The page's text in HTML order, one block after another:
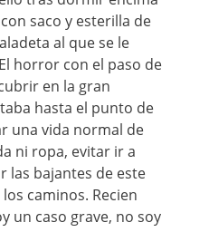
saco y esterilla de
al que se le
horror con el paso de
en la gran
hasta el punto de
una vida normal de
ni ropa, evitar ir a
las bajantes de este
caminos. Recien
un caso grave, no soy